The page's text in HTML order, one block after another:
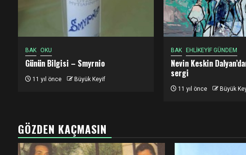
BAK OKU
Günün Bilgisi – Smyrnio
11 yıl önce Büyük Keyif
BAK EHLİKEYİF GÜNDEM
Nevin Keskin
sergi
11 yıl önce Büyük
GÖZDEN KAÇMASIN